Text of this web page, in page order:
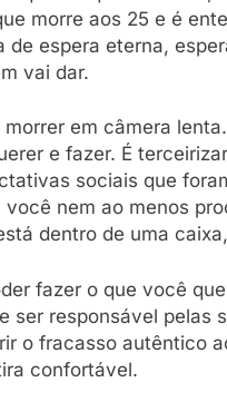
morre aos 25 e é
de espera eterna,
vai dar.
em câmera
e fazer. É
sociais que
nem ao menos
dentro de uma
fazer o que você
ser responsável pelas
o fracasso autêntico
confortável.